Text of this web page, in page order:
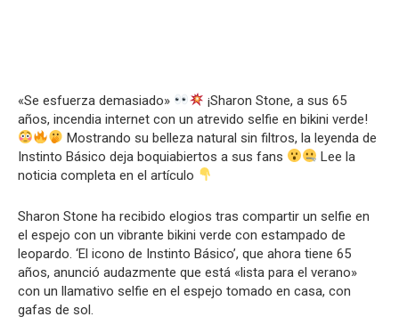
«Se esfuerza demasiado»
¡Sharon Stone, a sus 65
años, incendia internet con un atrevido selfie en bikini verde!
Mostrando su belleza natural sin filtros, la leyenda de
Instinto Básico deja boquiabiertos a sus fans
Lee la
noticia completa en el artículo
Sharon Stone ha recibido elogios tras compartir un selfie en
el espejo con un vibrante bikini verde con estampado de
leopardo. ‘El icono de Instinto Básico’, que ahora tiene 65
años, anunció audazmente que está «lista para el verano»
con un llamativo selfie en el espejo tomado en casa, con
gafas de sol.